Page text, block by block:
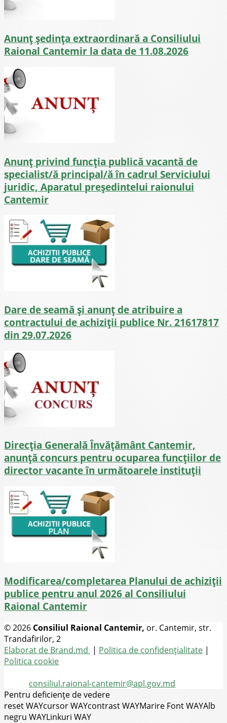
Anunț ședința extraordinară a Consiliului
Raional Cantemir la data de 11.08.2026
Anunț privind funcția publică vacantă de
specialist/ă principal/ă în cadrul Serviciului
juridic, Aparatul președintelui raionului
Cantemir
Dare de seamă și anunț de atribuire a
contractului de achiziții publice Nr. 21617817
din 29.07.2026
Direcţia Generală Învăţământ Cantemir,
anunță concurs pentru ocuparea funcţiilor de
director vacante în următoarele instituții
Modificarea/completarea Planului de achiziții
publice pentru anul 2026 al Consiliului
Raional Cantemir
© 2026 Consiliul Raional Cantemir, or. Cantemir, str.
Trandafirilor, 2
Elaborat de Brand.md | Politica de confidențialitate |
Politica cookie
consiliul.raional-cantemir@apl.gov.md
Pentru deficiențe de vedere
reset WAYcursor WAYcontrast WAYMarire Font WAYAlb
negru WAYLinkuri WAY